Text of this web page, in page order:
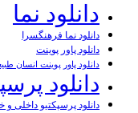
دانلود نما
دانلود نما فرهنگسرا
دانلود پاور پوینت
دانلود پاور پوینت انسان
دانلود
دانلود پرسپکتیو داخلی